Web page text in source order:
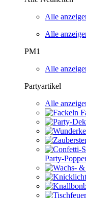
Alle
Alle
PM1
Alle
Partyartikel
Alle
Party-